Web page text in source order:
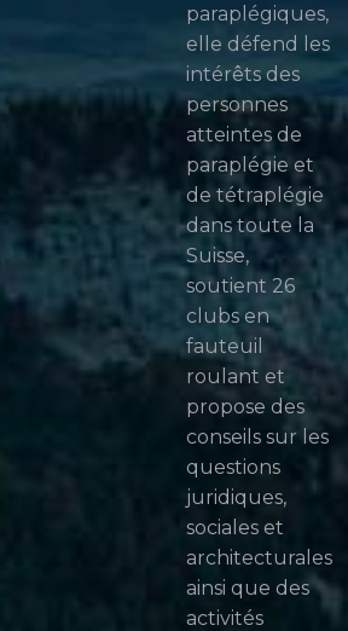
paraplégiques,
elle défend les
intérêts des
personnes
atteintes de
paraplégie et
de tétraplégie
dans toute la
Suisse,
soutient 26
clubs en
fauteuil
roulant et
propose des
conseils sur les
questions
juridiques,
sociales et
architecturales
ainsi que des
activités